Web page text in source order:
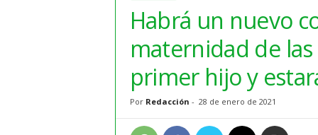
a
Habrá un nuevo
maternidad de
primer hijo y
Por Redacción - 28 de enero de 2021